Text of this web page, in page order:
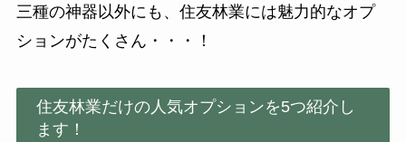
三種の神器以外にも、住友林業には魅力的なオプ
ションがたくさん・・・！
住友林業だけの人気オプションを5つ紹介し
ます！